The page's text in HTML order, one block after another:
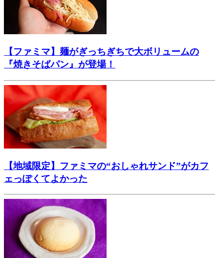
【ファミマ】麺がぎっちぎちで大ボリュームの
『焼きそばパン』が登場！
【地域限定】ファミマの“おしゃれサンド”がカフ
ェっぽくてよかった